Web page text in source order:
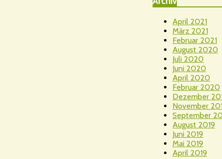
April 2021
März 2021
Februar 2021
August 2020
Juli 2020
Juni 2020
April 2020
Februar 2020
Dezember
November
September
August 2019
Juni 2019
Mai 2019
April 2019